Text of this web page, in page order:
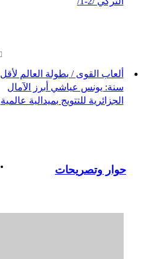
ألعاب القوى / بطولة العالم لأقل من 20
يونس عياشي أبرز الآمال
للتتويج بميدالية عالمية
وتصريحات الكل